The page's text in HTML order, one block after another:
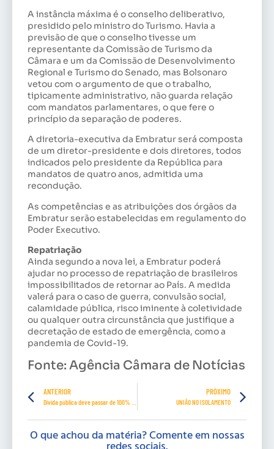
A instância máxima é o conselho deliberativo,
presidido pelo ministro do Turismo. Havia a
previsão de que o conselho tivesse um
representante da Comissão de Turismo da
Câmara e um da Comissão de Desenvolvimento
Regional e Turismo do Senado, mas Bolsonaro
vetou com o argumento de que o trabalho,
tipicamente administrativo, não guarda relação
com mandatos parlamentares, o que fere o
princípio da separação de poderes.
A diretoria-executiva da Embratur será composta
de um diretor-presidente e dois diretores, todos
indicados pelo presidente da República para
mandatos de quatro anos, admitida uma
recondução.
As competências e as atribuições dos órgãos da
Embratur serão estabelecidas em regulamento do
Poder Executivo.
Repatriação
Ainda segundo a nova lei, a Embratur poderá
ajudar no processo de repatriação de brasileiros
impossibilitados de retornar ao País. A medida
valerá para o caso de guerra, convulsão social,
calamidade pública, risco iminente à coletividade
ou qualquer outra circunstância que justifique a
decretação de estado de emergência, como a
pandemia de Covid-19.
Fonte: Agência Câmara de Notícias
ANTERIOR PRÓXIMO
UNIÃO NO ISOLAMENTO
O que achou da matéria? Comente em nossas
redes sociais.